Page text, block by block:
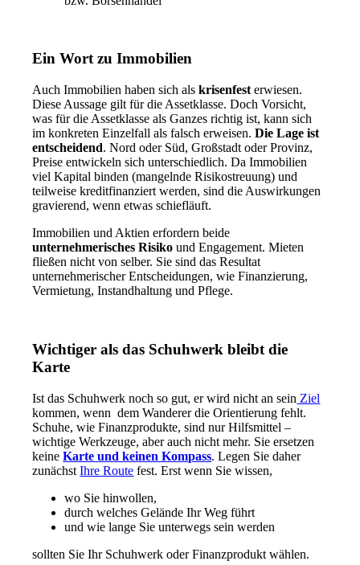
Ein Wort zu Immobilien
Auch Immobilien haben sich alskrisenfest erwiesen.
Diese Aussage gilt für die Assetklasse. Doch Vorsicht,
was für die Assetklasse als Ganzes richtig ist, kann sich
im konkreten Einzelfall als falsch erweisen.Die Lage ist
entscheidend. Nord oder Süd, Großstadt oder Provinz,
Preise entwickeln sich unterschiedlich. Da Immobilien
viel Kapital binden (mangelnde Risikostreuung) und
teilweise kreditfinanziert werden, sind die Auswirkungen
gravierend, wenn etwas schiefläuft.
Immobilien und Aktien erfordern beide
unternehmerisches Risiko und Engagement. Mieten
fließen nicht von selber. Sie sind das Resultat
unternehmerischer Entscheidungen, wie Finanzierung,
Vermietung, Instandhaltung und Pflege.
Wichtiger als das Schuhwerk bleibt die
Karte
Ist das Schuhwerk noch so gut, er wird nicht an sein Ziel
kommen, wenn dem Wanderer die Orientierung fehlt.
Schuhe, wie Finanzprodukte, sind nur Hilfsmittel –
wichtige Werkzeuge, aber auch nicht mehr. Sie ersetzen
keineKarte und keinen Kompass. Legen Sie daher
zunächstIhre Route fest. Erst wenn Sie wissen,
wo Sie hinwollen,
durch welches Gelände Ihr Weg führt
und wie lange Sie unterwegs sein werden
sollten Sie Ihr Schuhwerk oder Finanzprodukt wählen.